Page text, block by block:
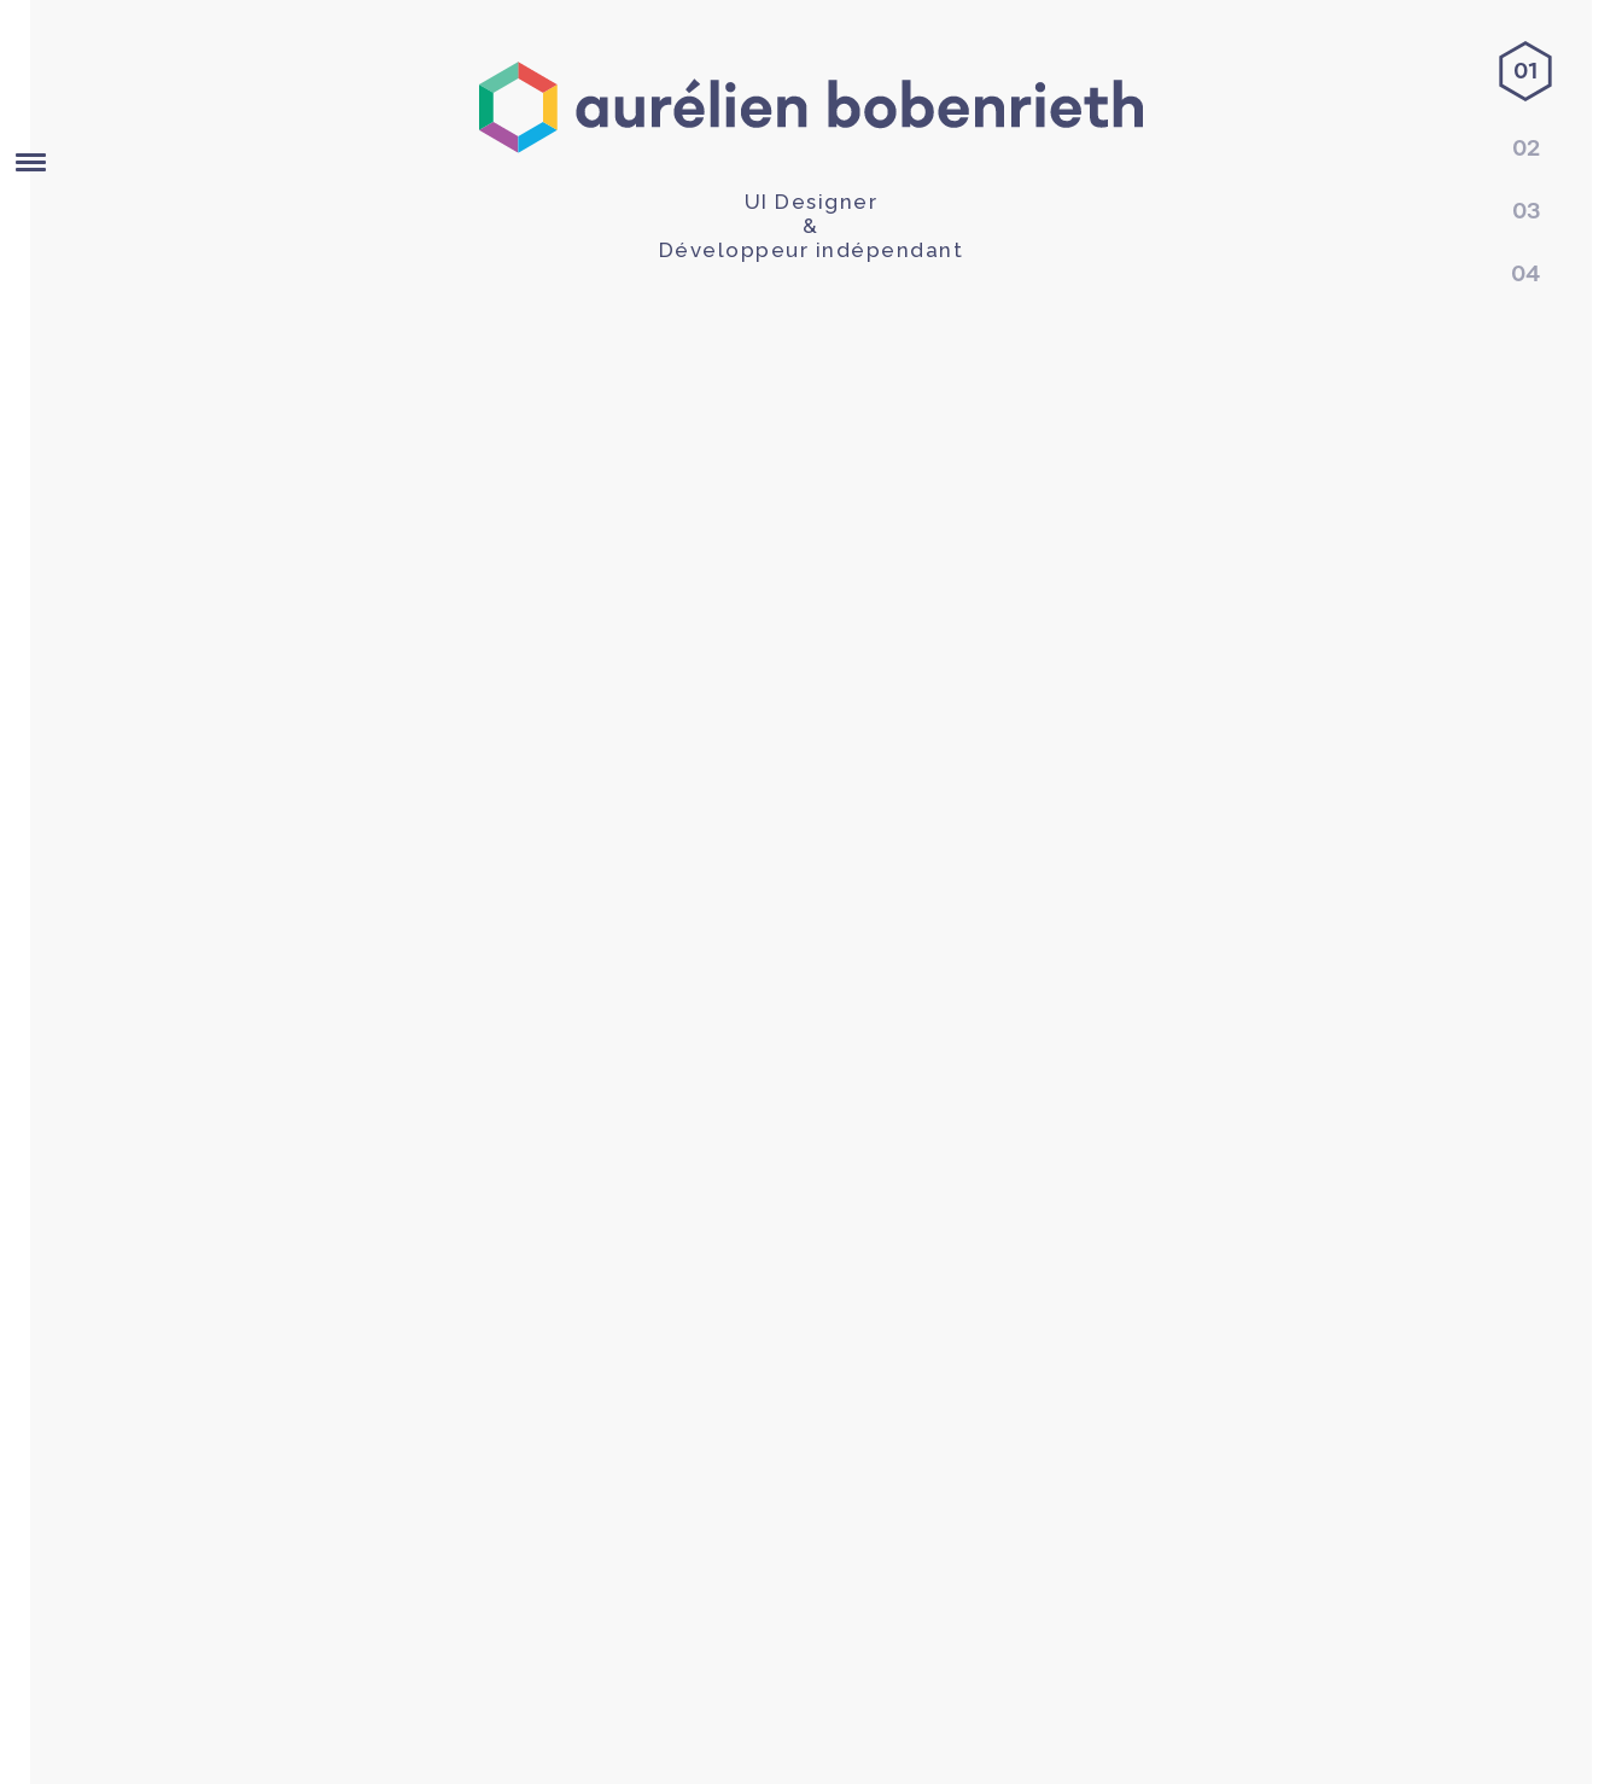
01
02
03
04
UI Designer
&
Développeur indépendant